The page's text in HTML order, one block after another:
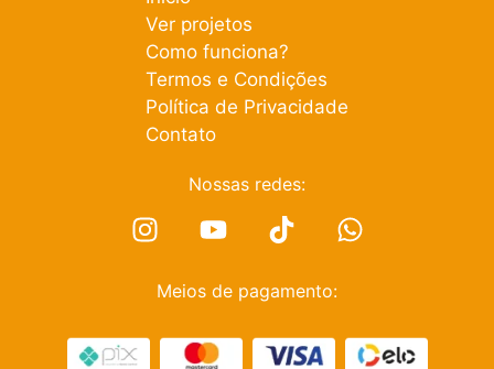
Ver projetos
Como funciona?
Termos e Condições
Política de Privacidade
Contato
Nossas redes:
Meios de pagamento: